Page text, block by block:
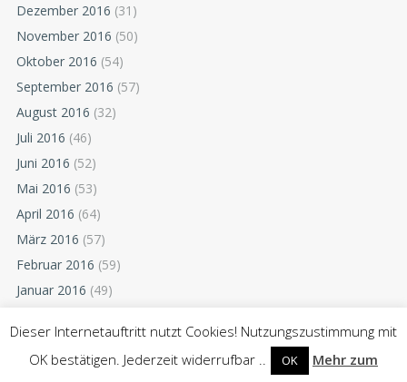
Dezember 2016 (31)
November 2016 (50)
Oktober 2016 (54)
September 2016 (57)
August 2016 (32)
Juli 2016 (46)
Juni 2016 (52)
Mai 2016 (53)
April 2016 (64)
März 2016 (57)
Februar 2016 (59)
Januar 2016 (49)
November 2015(55)
Oktober 2015(54)
Dieser Internetauftritt nutzt Cookies! Nutzungszustimmung mit
OK bestätigen. Jederzeit widerrufbar ..
OK
Mehr zum